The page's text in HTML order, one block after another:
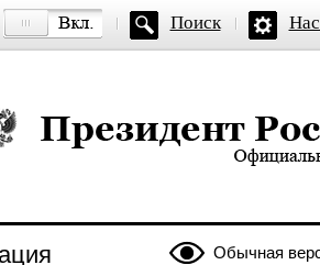
Поиск
России —
Обычная